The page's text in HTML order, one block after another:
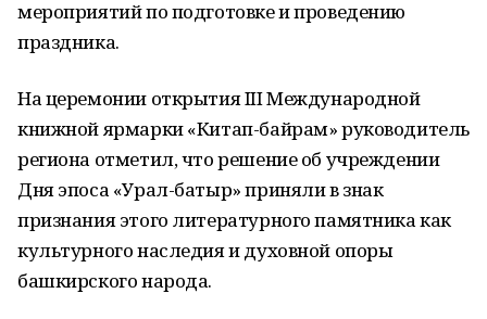
мероприятий по подготовке и проведению
праздника.
На церемонии открытия III Международной
книжной ярмарки «Китап-байрам» руководитель
региона отметил, что решение об учреждении
Дня эпоса «Урал-батыр» приняли в знак
признания этого литературного памятника как
культурного наследия и духовной опоры
башкирского народа.